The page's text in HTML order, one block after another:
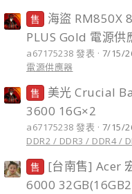
售
海盜 RM850X
PLUS Gold 電源供
a67175238 發表 7/15/
電源供應器
售
美光 Crucial
3600 16G×2
a67175238 發表 7/15/
DDR2 / DDR3 / DDR4 /
售
[台南售] Acer
6000